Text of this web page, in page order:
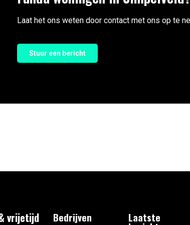
Laat het ons weten door contact met ons op te
Stuur een bericht
vrijetijd Bedrijven Laatste